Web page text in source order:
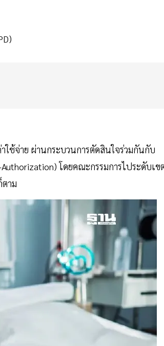
ใช้จ่าย ผ่านกระบวนการตัดสินใจร่วมกันกับ
โดยคณะกรรมการไประดับเข
าม